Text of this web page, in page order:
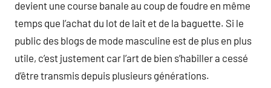
devient une course banale au coup de foudre en même
temps que l’achat du lot de lait et de la baguette. Si le
public des blogs de mode masculine est de plus en plus
utile, c’est justement car l’art de bien s’habiller a cessé
d’être transmis depuis plusieurs générations.